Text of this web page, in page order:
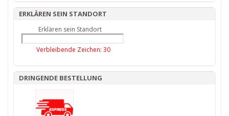
ERKLÄREN SEIN STANDORT
Erklären sein Standort
Verbleibende Zeichen: 30
DRINGENDE BESTELLUNG